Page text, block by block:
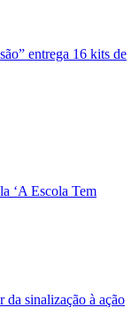
entrega 16 kits de
‘A Escola Tem
sinalização à ação